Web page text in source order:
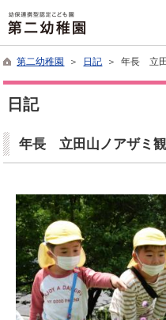
第二幼稚園 ＞ 日記 ＞ 年長 立
日記
年長 立田山ノアザミ